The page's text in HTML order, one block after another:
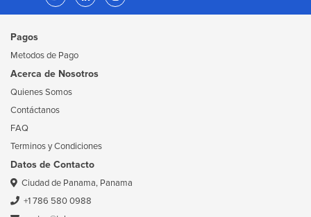
Pagos
Metodos de Pago
Acerca de Nosotros
Quienes Somos
Contáctanos
FAQ
Terminos y Condiciones
Datos de Contacto
Ciudad de Panama, Panama
+1 786 580 0988